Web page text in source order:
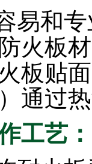
易和
火板
板贴
通过
工艺：